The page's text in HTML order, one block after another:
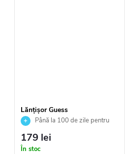
Lănțișor Guess
JUBN04649JWRHT
Până la 100 de zile pentru
returnarea bunurilor. Vânzător
autorizat
179 lei
În stoc